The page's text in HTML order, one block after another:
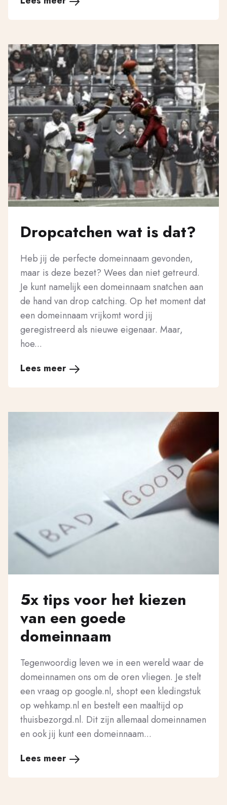
Dropcatchen wat is dat?
Heb jij de perfecte domeinnaam gevonden,
maar is deze bezet? Wees dan niet getreurd.
Je kunt namelijk een domeinnaam snatchen aan
de hand van drop catching. Op het moment dat
een domeinnaam vrijkomt word jij
geregistreerd als nieuwe eigenaar. Maar,
hoe...
Lees meer
5x tips voor het kiezen
van een goede
domeinnaam
Tegenwoordig leven we in een wereld waar de
domeinnamen ons om de oren vliegen. Je stelt
een vraag op google.nl, shopt een kledingstuk
op wehkamp.nl en bestelt een maaltijd op
thuisbezorgd.nl. Dit zijn allemaal domeinnamen
en ook jij kunt een domeinnaam...
Lees meer